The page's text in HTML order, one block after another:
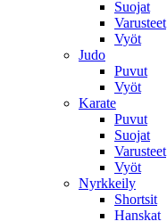
Suojat
Varusteet
Vyöt
Judo
Puvut
Vyöt
Karate
Puvut
Suojat
Varusteet
Vyöt
Nyrkkeily
Shortsit
Hanskat